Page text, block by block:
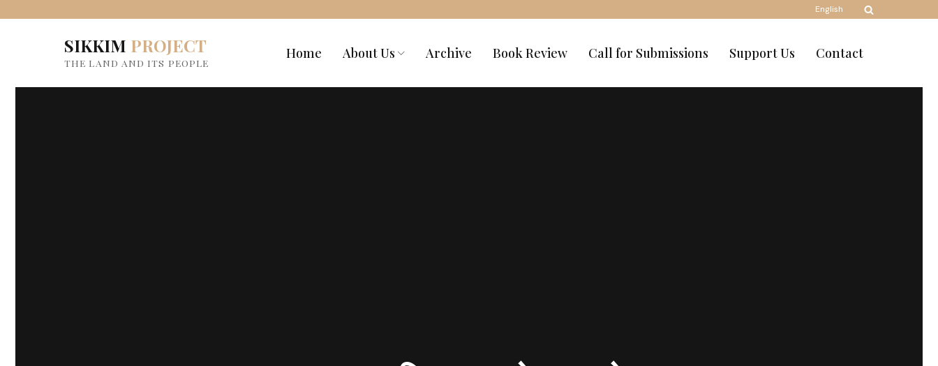
English
SIKKIM PROJECT
THE LAND AND ITS PEOPLE
Home About Us Archive Book Review Call for Submissions Support Us Contact